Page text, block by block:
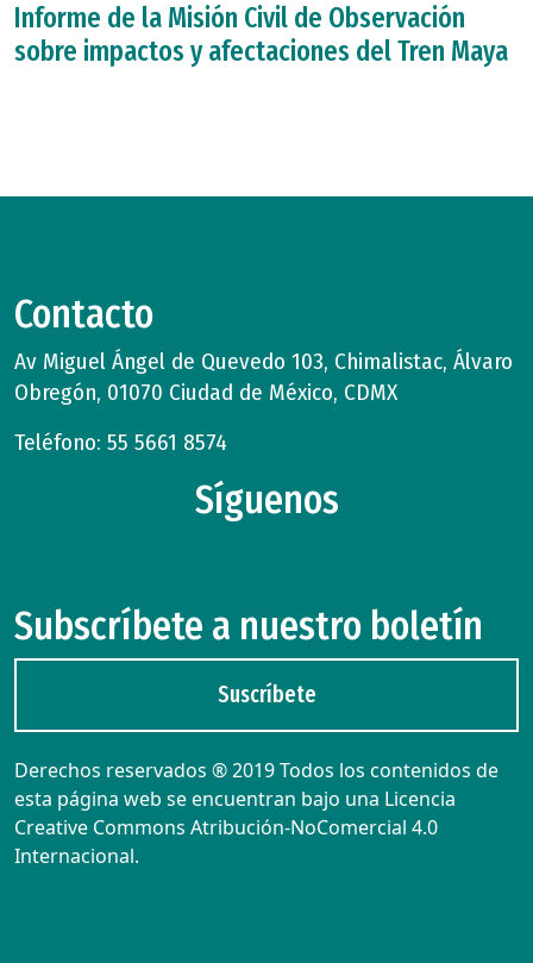
Informe de la Misión Civil de Observación
sobre impactos y afectaciones del Tren Maya
Contacto
Av Miguel Ángel de Quevedo 103, Chimalistac, Álvaro
Obregón, 01070 Ciudad de México, CDMX
Teléfono: 55 5661 8574
Síguenos
Subscríbete a nuestro boletín
Suscríbete
Derechos reservados ® 2019 Todos los contenidos de
esta página web se encuentran bajo una Licencia
Creative Commons Atribución-NoComercial 4.0
Internacional.